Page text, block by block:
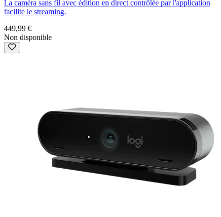
La caméra sans fil avec édition en direct contrôlée par l'application
facilite le streaming.
449,99 €
Non disponible